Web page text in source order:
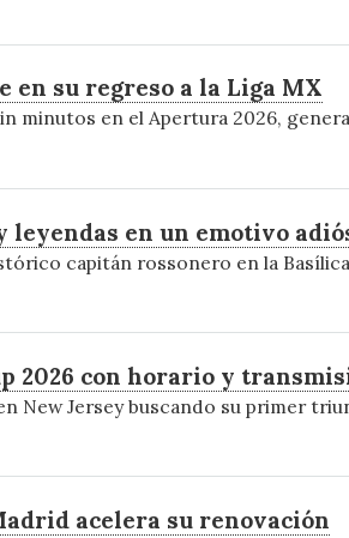
su regreso a la Liga MX
minutos en el Apertura 2026,
en un emotivo
capitán rossonero en la
2026 con horario y
New Jersey buscando su primer
acelera su renovación